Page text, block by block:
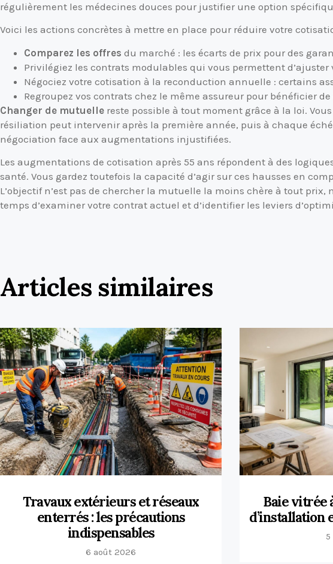
régulièrement les médecines douces pour justifier une option
Voici les actions concrètes à mettre en place pour réduire votre
Comparez les offres du marché : les écarts de prix pour des
Privilégiez les contrats modulables qui vous permettent
Négociez votre cotisation à la reconduction annuelle : certains
Regroupez vos contrats chez le même assureur pour bénéficier
Changer de mutuelle reste possible à tout moment grâce à la loi.
résiliation peut intervenir après la première année, puis à chaque
négociation face aux augmentations injustifiées.
Les augmentations de cotisation après 55 ans répondent à des
santé. Vous gardez toutefois la capacité d’agir sur ces hausses en
L’objectif n’est pas de chercher la mutuelle la moins chère à tout
temps d’examiner votre contrat actuel et d’identifier les leviers
Articles similaires
Travaux extérieurs et réseaux
enterrés : les précautions
indispensables
6 août 2026
Baie vitrée
d’installation